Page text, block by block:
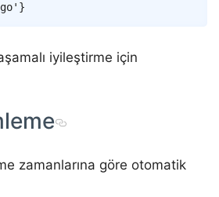
}
iyileştirme için
zamanlarına göre otomatik